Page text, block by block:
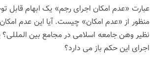
عبارت «عدم امکان اجرای رجم» یک ابهام قابل
منظور از «عدم امکان» چیست. آیا این عدم امکان
نظیر وهن جامعه اسلامی در مجامع بین
اجرای این حکم باز می دارد؟